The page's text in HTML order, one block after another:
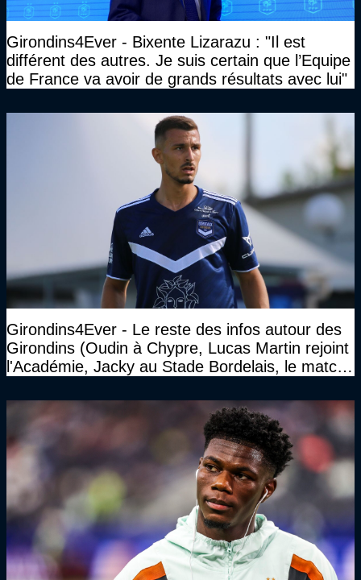
Girondins4Ever - Bixente Lizarazu : "Il est
différent des autres. Je suis certain que l’Equipe
de France va avoir de grands résultats avec lui"
Girondins4Ever - Le reste des infos autour des
Girondins (Oudin à Chypre, Lucas Martin rejoint
l'Académie, Jacky au Stade Bordelais, le match